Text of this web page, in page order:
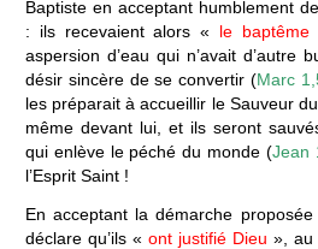
Baptiste en acceptant humblement
: ils recevaient alors « le baptême
aspersion d’eau qui n’avait d’autre
désir sincère de se convertir (Marc
les préparait à accueillir le Sauveur
même devant lui, et ils seront
qui enlève le péché du monde (Jean
l’Esprit Saint !
En acceptant la démarche
déclare qu’ils « ont justifié Dieu », au